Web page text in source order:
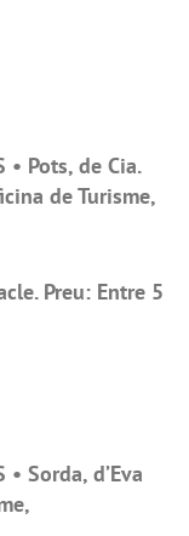
• Pots, de Cia.
de Turisme,
Preu: Entre 5
• Sorda, d’Eva